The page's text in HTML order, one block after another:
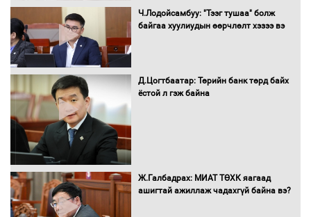
Автобензин, дизель түлшний онцгой
Нөөцийн махны худалдаа,
Ч.Лодойсамбуу: "Тээг тушаа" болж
байгаа хуулиудын өөрчлөлт хэзээ вэ
Д.Цогтбаатар: Төрийн банк төрд байх
ёстой л гэж байна
Ж.Галбадрах: МИАТ ТӨХК яагаад
ашигтай ажиллаж чадахгүй байна вэ?